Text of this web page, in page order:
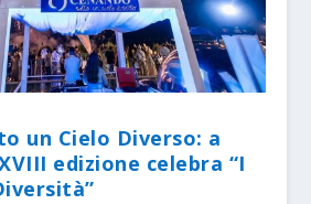
un Cielo Diverso: a
edizione celebra “I